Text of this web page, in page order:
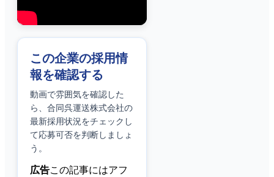
この企業の採用情
報を確認する
動画で雰囲気を確認した
ら、 合同呉運送株式会社の
最新採用状況をチェックし
て応募可否を判断しましょ
う。
広告この記事にはアフ